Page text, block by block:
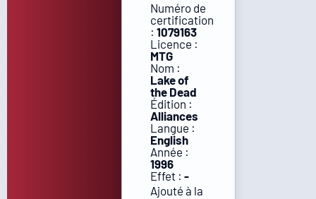
Numéro de
certification
: 1079163
Licence :
MTG
Nom :
Lake of
the Dead
Édition :
Alliances
Langue :
English
Année :
1996
Effet : -
Ajouté à la